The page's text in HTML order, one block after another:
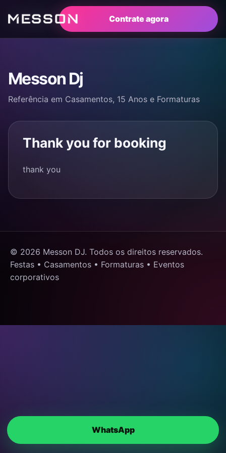
Contrate agora
Messon Dj
Referência em Casamentos, 15 Anos e Formaturas
Thank you for booking
thank you
WhatsApp
© 2026 Messon DJ. Todos os direitos reservados.
Festas • Casamentos • Formaturas • Eventos
corporativos